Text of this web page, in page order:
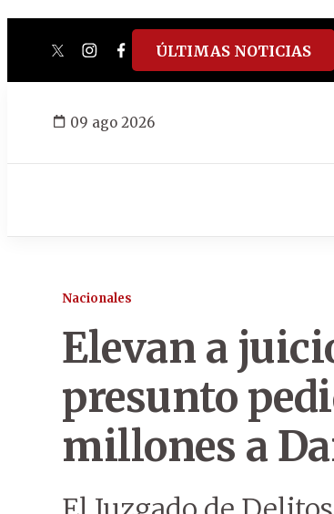
twitterinstagram
facebook
tiktokyoutube
spotify
ÚLTIMAS NOTICIAS
09 ago 2026
Nacionales
Elevan a
presunto
millones a